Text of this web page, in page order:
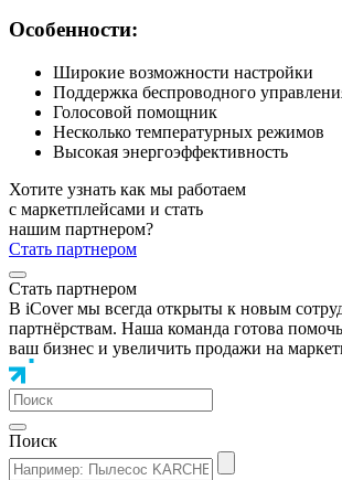
Особенности:
Широкие возможности настройки
Поддержка беспроводного
Голосовой помощник
Несколько температурных режимов
Высокая энергоэффективность
Хотите узнать как мы работаем
с маркетплейсами и стать
нашим партнером?
Стать партнером
Стать партнером
В iCover мы всегда открыты к новым
партнёрствам. Наша команда готова
ваш бизнес и увеличить продажи на
Поиск